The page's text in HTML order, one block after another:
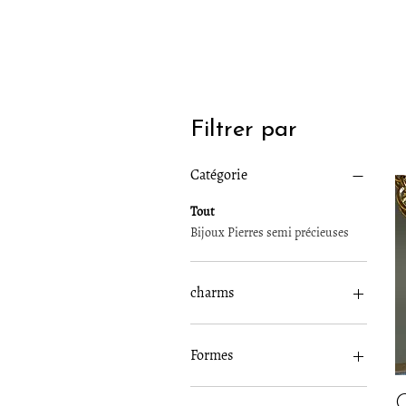
Filtrer par
Catégorie
Tout
Bijoux Pierres semi précieuses
charms
Bijoux Pierres semi
précieuses
Formes
Bijoux coeur